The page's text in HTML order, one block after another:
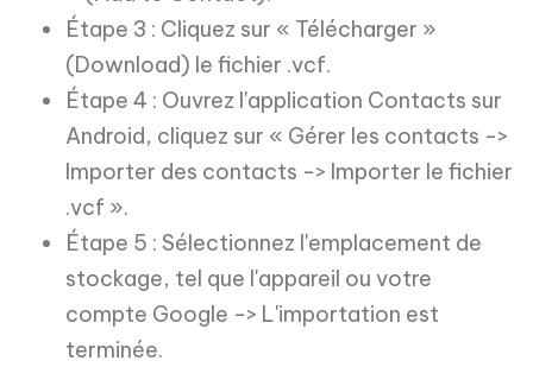
Étape 3 : Cliquez sur « Télécharger »
(Download) le fichier .vcf.
Étape 4 : Ouvrez l'application Contacts sur
Android, cliquez sur « Gérer les contacts ->
Importer des contacts -> Importer le fichier
.vcf ».
Étape 5 : Sélectionnez l'emplacement de
stockage, tel que l'appareil ou votre
compte Google -> L'importation est
terminée.